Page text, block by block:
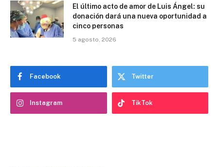
El último acto de amor de Luis Ángel: su
donación dará una nueva oportunidad a
cinco personas
5 agosto, 2026
Facebook Twitter
Instagram TikTok